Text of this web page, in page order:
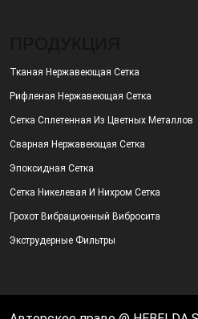
Тканая Нержавеющая Сетка
Рифленая Нержавеющая Сетка
Сетка Сплетенная Из Цветных Металлов
Сварная Нержавеющая Сетка
Эпоксидная Сетка
Сетка Никелевая И Нихром Сетка
Грохот Вибрационный Вибросита
Экструдерные Фильтры